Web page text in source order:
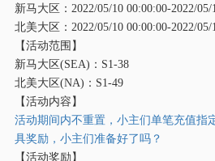
新马大区： 2022/05/10 00:00:00-2022/05/
北美大区： 2022/05/10 00:00:00-2022/05/
【活动范围】
新马大区(SEA)：S1-38
北美大区(NA)：S1-49
【活动内容】
活动期间内不重置，小主们单笔充值指
具奖励，小主们准备好了吗？
【活动奖励】